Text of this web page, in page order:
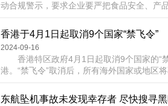
动合规警示，要求企业要严把食品安全、产
餐、盲盒类商品销售。加强对平台内经营者
的管理。 一、企业要严把食品安全、产...
香港于4月1日起取消9个国家“禁飞令”
2024-09-16
香港特区政府4月1日起取消9个国家的“
港。“禁飞令”取消后，所有海外国家或地区
至少7日酒店隔离。 据悉，上述9个国家
东航坠机事故未发现幸存者 尽快搜寻